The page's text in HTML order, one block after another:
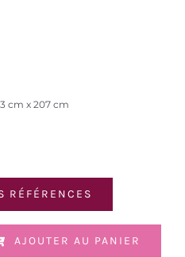
cm x 207 cm
RÉFÉRENCES
AJOUTER AU PANIER